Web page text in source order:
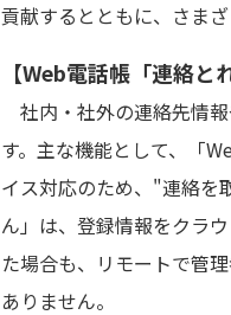
貢献するとともに、さま
【Web電話帳「連絡と
社内・社外の連絡先情
す。主な機能として、「
イス対応のため、"連絡を
ん」は、登録情報をクラ
た場合も、リモートで管
ありません。